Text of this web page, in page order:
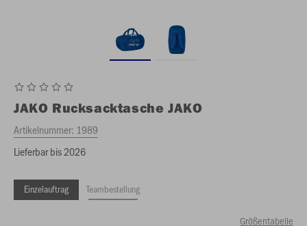
JAKO Rucksacktasche JAKO
Artikelnummer: 1989
Lieferbar bis 2026
Einzelauftrag Teambestellung
Größentabelle